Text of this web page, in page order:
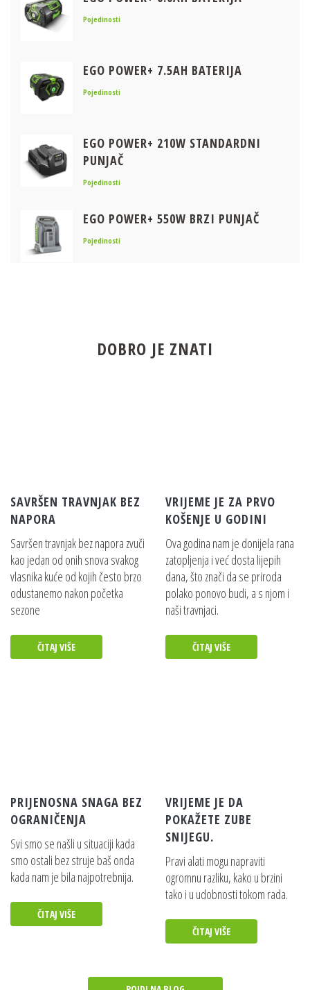
Pojedinosti
EGO POWER+ 7.5AH BATERIJA
Pojedinosti
EGO POWER+ 210W STANDARDNI
PUNJAČ
Pojedinosti
EGO POWER+ 550W BRZI PUNJAČ
Pojedinosti
EGO POWER+ 4.0AH BATERIJA
Pojedinosti
EGO POWER+ 10.0AH BATERIJA
EGO POWER+ 12.0AH BATERIJA
EGO POWER+ 700W BRZI PUNJAČ+
Pojedinosti
EGO POWER+ 320W STANDARDNI
DOBRO JE ZNATI
SAVRŠEN TRAVNJAK BEZ
NAPORA
Savršen travnjak bez napora zvuči
kao jedan od onih snova svakog
vlasnika kuće od kojih često brzo
odustanemo nakon početka
sezone
ČITAJ VIŠE
VRIJEME JE ZA PRVO
KOŠENJE U GODINI
Ova godina nam je donijela rana
zatopljenja i već dosta lijepih
dana, što znači da se priroda
polako ponovo budi, a s njom i
naši travnjaci.
ČITAJ VIŠE
PRIJENOSNA SNAGA BEZ
OGRANIČENJA
Svi smo se našli u situaciji kada
smo ostali bez struje baš onda
kada nam je bila najpotrebnija.
ČITAJ VIŠE
VRIJEME JE DA
POKAŽETE ZUBE
SNIJEGU.
Pravi alati mogu napraviti
ogromnu razliku, kako u brzini
tako i u udobnosti tokom rada.
ČITAJ VIŠE